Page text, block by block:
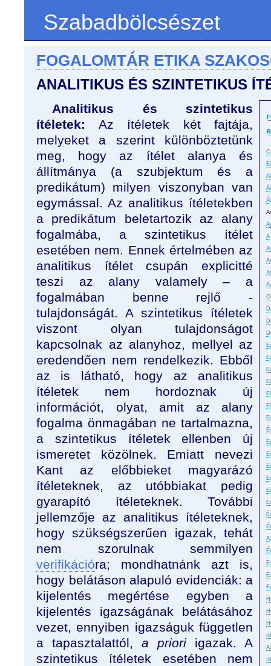
Szabadbölcsészet
FOGALOMTÁR ETIKA
ANALITIKUS ÉS SZINTETIKUS
A
Analitikus és szintetikus
ítéletek: Az ítéletek két fajtája,
melyeket a szerint különböztetünk
meg, hogy az ítélet alanya és
állítmánya (a szubjektum és a
predikátum) milyen viszonyban van
egymással. Az analitikus ítéletekben
a predikátum beletartozik az alany
fogalmába, a szintetikus ítélet
esetében nem. Ennek értelmében az
analitikus ítélet csupán explicitté
teszi az alany valamely – a
fogalmában benne rejlő -
tulajdonságát. A szintetikus ítéletek
viszont olyan tulajdonságot
kapcsolnak az alanyhoz, mellyel az
eredendően nem rendelkezik. Ebből
az is látható, hogy az analitikus
ítéletek nem hordoznak új
információt, olyat, amit az alany
fogalma önmagában ne tartalmazna,
a szintetikus ítéletek ellenben új
ismeretet közölnek. Emiatt nevezi
Kant az előbbieket magyarázó
ítéleteknek, az utóbbiakat pedig
gyarapító ítéleteknek. További
jellemzője az analitikus ítéleteknek,
hogy szükségszerűen igazak, tehát
nem szorulnak semmilyen
verifikációra; mondhatnánk azt is,
hogy belátáson alapuló evidenciák: a
kijelentés megértése egyben a
kijelentés igazságának belátásához
vezet, ennyiben igazságuk független
a tapasztalattól, a priori igazak. A
szintetikus ítéletek esetében nem